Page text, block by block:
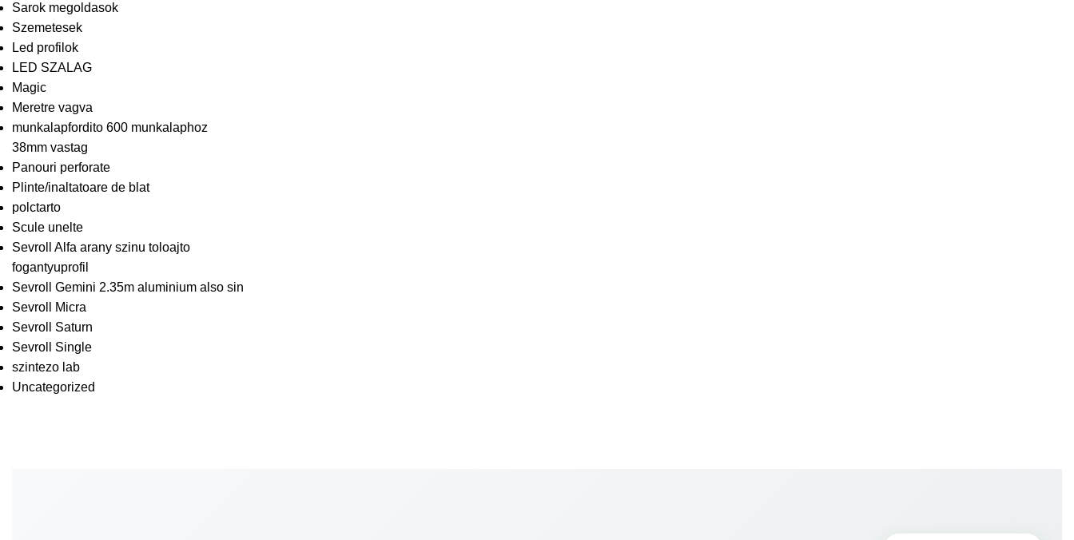
Sarok megoldasok
Szemetesek
Led profilok
LED SZALAG
Magic
Meretre vagva
munkalapfordito 600 munkalaphoz
38mm vastag
Panouri perforate
Plinte/inaltatoare de blat
polctarto
Scule unelte
Sevroll Alfa arany szinu toloajto
fogantyuprofil
Sevroll Gemini 2.35m aluminium also sin
Sevroll Micra
Sevroll Saturn
Sevroll Single
szintezo lab
Uncategorized